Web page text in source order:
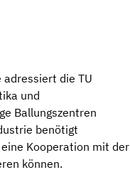
adressiert die TU
und
Ballungszentren
benötigt
Kooperation mit der
können.